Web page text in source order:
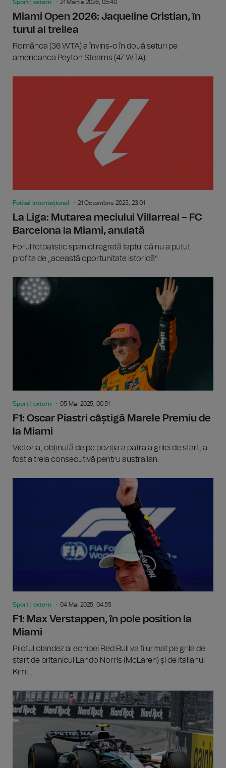
Sport | extern 21 Martie 2026, 05:40
Miami Open 2026: Jaqueline Cristian, în
turul al treilea
Românca (36 WTA) a învins-o în două seturi pe
americanca Peyton Stearns (47 WTA).
Fotbal internațional 21 Octombrie 2025, 23:01
La Liga: Mutarea meciului Villarreal – FC
Barcelona la Miami, anulată
Forul fotbalistic spaniol regretă faptul că nu a putut
profita de „această oportunitate istorică”.
Sport | extern 05 Mai 2025, 00:51
F1: Oscar Piastri câștigă Marele Premiu de
la Miami
Victoria, obținută de pe poziția a patra a grilei de start, a
fost a treia consecutivă pentru australian.
Sport | extern 04 Mai 2025, 04:55
F1: Max Verstappen, în pole position la
Miami
Pilotul olandez al echipei Red Bull va fi urmat pe grila de
start de britanicul Lando Norris (McLaren) și de italianul
Kimi...